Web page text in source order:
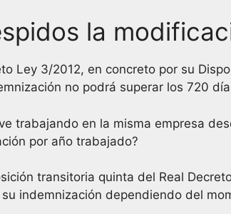
la
Ley 3/2012, en concreto por su
no podrá superar los 720
trabajando en la misma empresa
por año trabajado?
transitoria quinta del Real
indemnización dependiendo del